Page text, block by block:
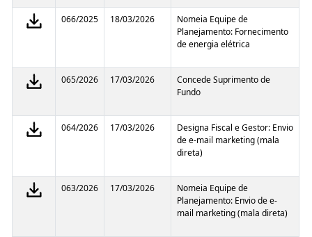
066/2025 18/03/2026
Nomeia Equipe de
Planejamento: Fornecimento
de energia elétrica
065/2026 17/03/2026
Concede Suprimento de
Fundo
064/2026 17/03/2026
Designa Fiscal e Gestor: Envio
de e-mail marketing (mala
direta)
063/2026 17/03/2026
Nomeia Equipe de
Planejamento: Envio de e-
mail marketing (mala direta)